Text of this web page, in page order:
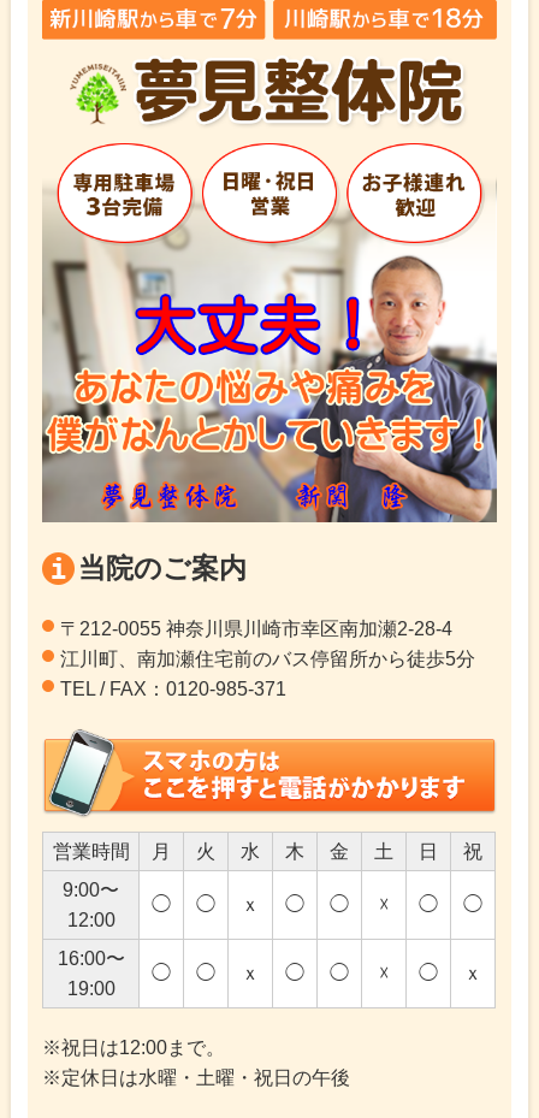
当院のご案内
〒212-0055 神奈川県川崎市幸区南加瀬2-28-4
江川町、南加瀬住宅前のバス停留所から徒歩5分
TEL / FAX：0120-985-371
営業時間 月 火 水 木 金 土 日
祝
9:00〜
12:00
◯ ◯ ｘ ◯ ◯ ☓ ◯ ◯
16:00〜
19:00
◯ ◯ ｘ ◯ ◯ ☓ ◯ ｘ
※祝日は12:00まで。
※定休日は水曜・土曜・祝日の午後